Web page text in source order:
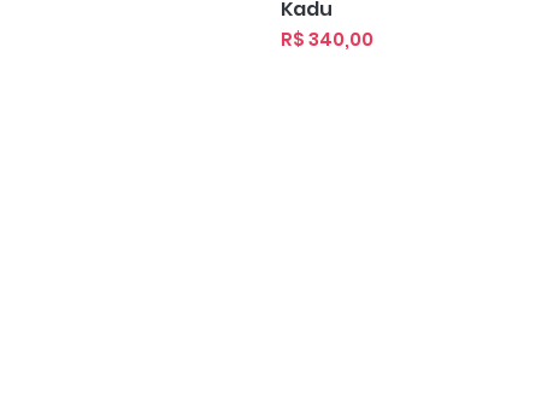
Visualização rápida
Kadu
Preço
R$ 340,00